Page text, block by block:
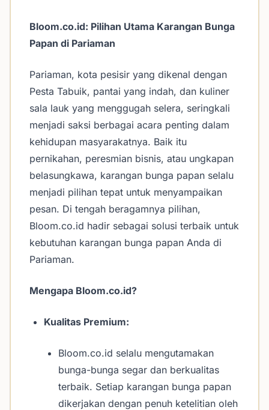
Bloom.co.id: Pilihan Utama Karangan Bunga
Papan di Pariaman
Pariaman, kota pesisir yang dikenal dengan
Pesta Tabuik, pantai yang indah, dan kuliner
sala lauk yang menggugah selera, seringkali
menjadi saksi berbagai acara penting dalam
kehidupan masyarakatnya. Baik itu
pernikahan, peresmian bisnis, atau ungkapan
belasungkawa, karangan bunga papan selalu
menjadi pilihan tepat untuk menyampaikan
pesan. Di tengah beragamnya pilihan,
Bloom.co.id hadir sebagai solusi terbaik untuk
kebutuhan karangan bunga papan Anda di
Pariaman.
Mengapa Bloom.co.id?
Kualitas Premium:
Bloom.co.id selalu mengutamakan
bunga-bunga segar dan berkualitas
terbaik. Setiap karangan bunga papan
dikerjakan dengan penuh ketelitian oleh